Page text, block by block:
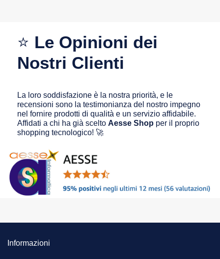
⭐ Le Opinioni dei
Nostri Clienti
La loro soddisfazione è la nostra priorità, e le
recensioni sono la testimonianza del nostro impegno
nel fornire prodotti di qualità e un servizio affidabile.
Affidati a chi ha già scelto Aesse Shop per il proprio
shopping tecnologico! 🚀
Informazioni